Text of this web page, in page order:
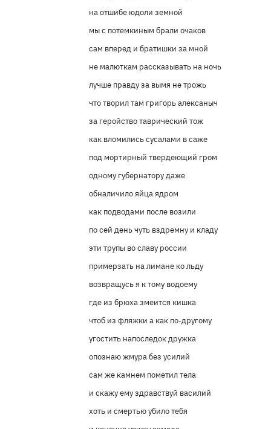
на отшибе юдоли земной
мы с потемкиным брали очаков
сам вперед и братишки за мной
не малюткам рассказывать на ночь
лучше правду за вымя не трожь
что творил там григорь алексаныч
за геройство таврический тож
как вломились сусалами в саже
под мортирный твердеющий гром
одному губернатору даже
обналичило яйца ядром
как подводами после возили
по сей день чуть вздремну и кладу
эти трупы во славу россии
примерзать на лимане ко льду
возвращусь я к тому водоему
где из брюха змеится кишка
чтоб из фляжки а как по-другому
угостить напоследок дружка
опознаю жмура без усилий
сам же камнем пометил тела
и скажу ему здравствуй василий
хоть и смертью убило тебя